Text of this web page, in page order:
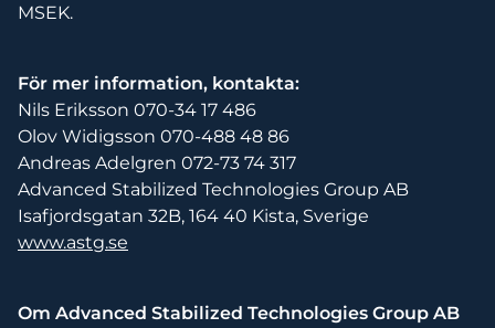
MSEK.
För mer information, kontakta:
Nils Eriksson 070-34 17 486
Olov Widigsson 070-488 48 86
Andreas Adelgren 072-73 74 317
Advanced Stabilized Technologies Group AB
Isafjordsgatan 32B, 164 40 Kista, Sverige
www.astg.se
Om Advanced Stabilized Technologies Group AB